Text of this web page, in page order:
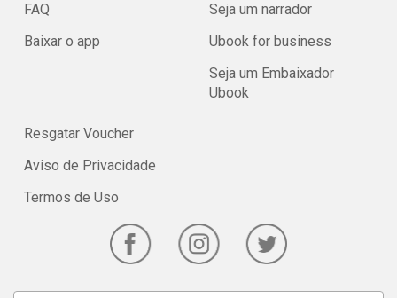
FAQ
Baixar o app
Seja um narrador
Ubook for business
Seja um Embaixador
Ubook
Resgatar Voucher
Aviso de Privacidade
Termos de Uso